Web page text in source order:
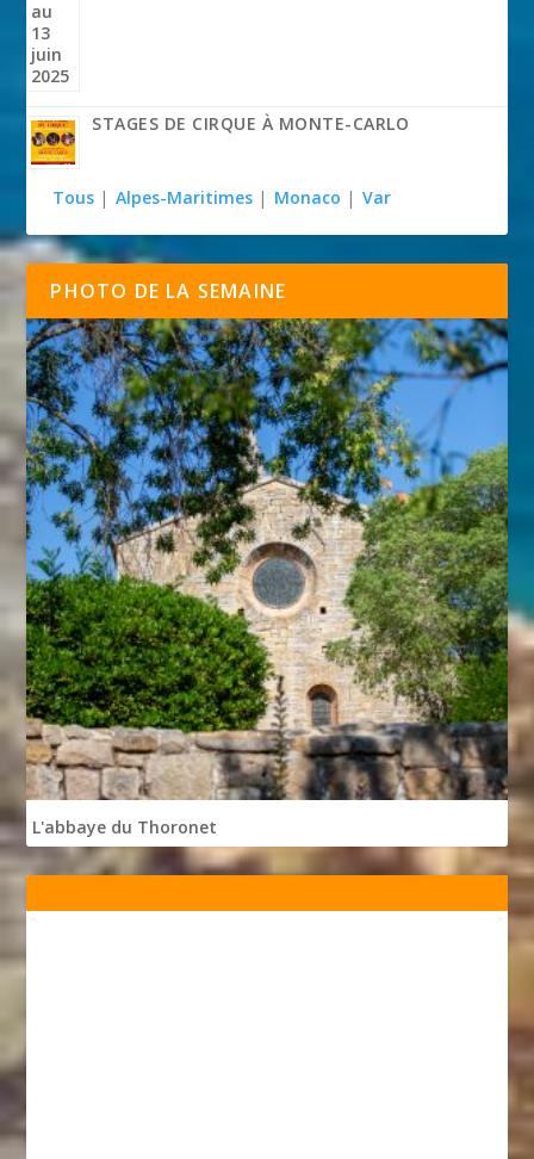
STAGES DE CIRQUE À MONTE-CARLO
Tous | Alpes-Maritimes | Monaco | Var
PHOTO DE LA SEMAINE
L'abbaye du Thoronet